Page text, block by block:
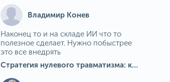
Владимир Конев
Наконец то и на складе ИИ что то
полезное сделает. Нужно побыстрее
это все внедрять
Стратегия нулевого травматизма: как ИИ-камеры Camkord снижают риск наезда на пешехода при работе на погрузчике